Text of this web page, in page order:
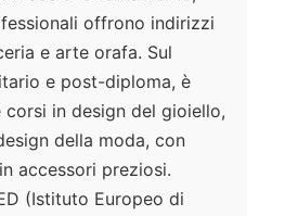
offrono indirizzi
e arte orafa. Sul
e post-diploma, è
corsi in design del gioiello,
della moda, con
accessori preziosi.
(Istituto Europeo di